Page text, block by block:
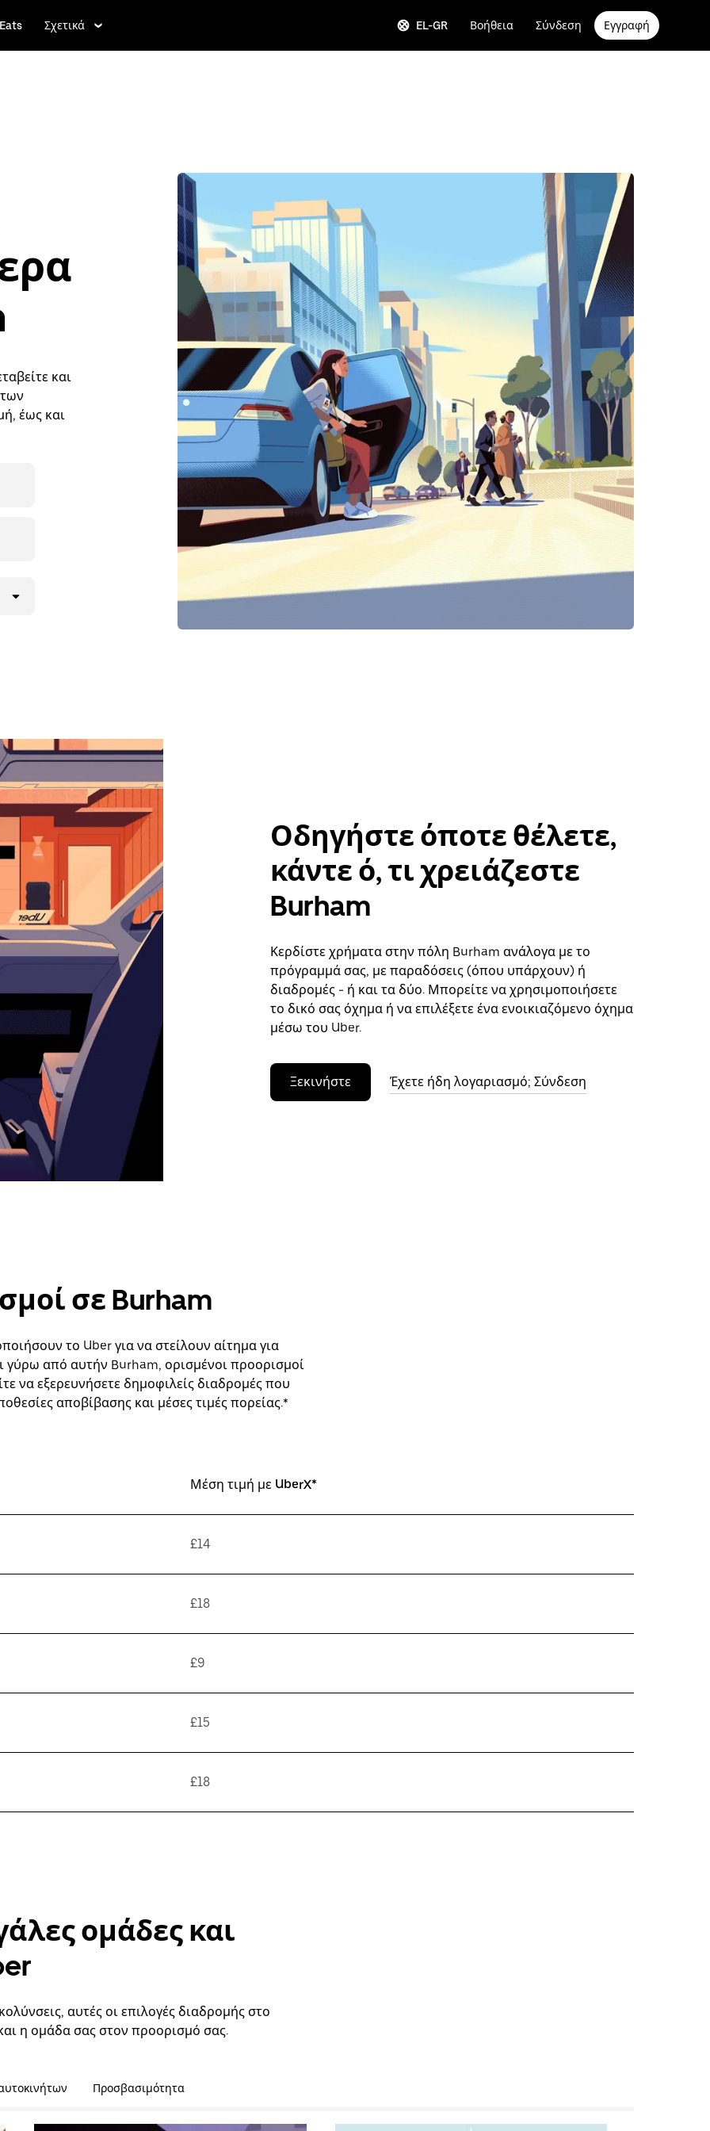
Σχετικά EL-GR Βοήθεια Σύνδεση Εγγραφή
και
έως και
Οδηγήστε όποτε θέλετε,
κάντε ό, τι χρειάζεστε
Burham
Κερδίστε χρήματα στην πόλη Burham ανάλογα με το
πρόγραμμά σας, με παραδόσεις (όπου υπάρχουν) ή
διαδρομές - ή και τα δύο. Μπορείτε να χρησιμοποιήσετε
το δικό σας όχημα ή να επιλέξετε ένα ενοικιαζόμενο όχημα
μέσω του Uber.
Ξεκινήστε Έχετε ήδη λογαριασμό; Σύνδεση
σε Burham
το Uber για να στείλουν αίτημα για
από αυτήν Burham, ορισμένοι προορισμοί
να εξερευνήσετε δημοφιλείς διαδρομές που
αποβίβασης και μέσες τιμές πορείας.*
Μέση τιμή με UberX*
£14
£18
£9
£15
£18
ομάδες και
αυτές οι επιλογές διαδρομής στο
η ομάδα σας στον προορισμό σας.
Προσβασιμότητα